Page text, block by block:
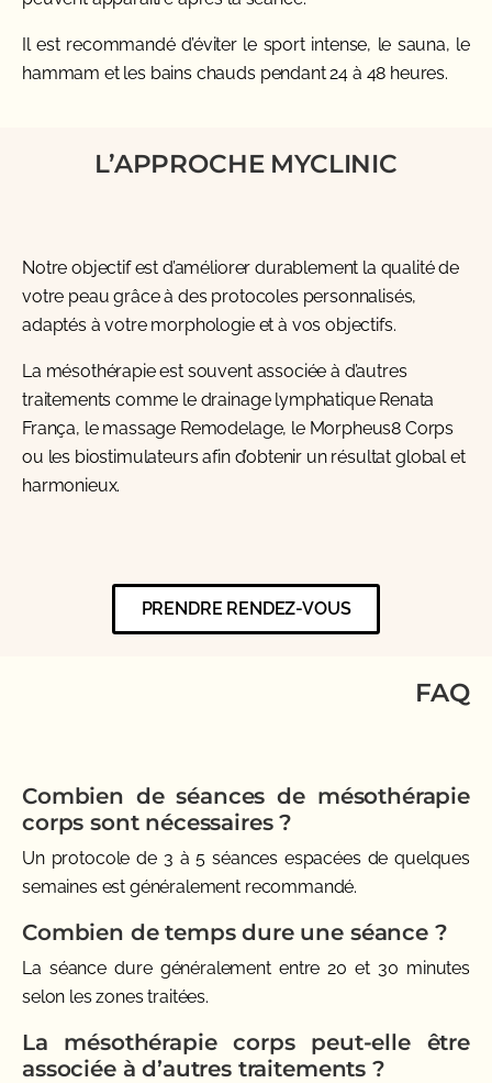
Il est recommandé d’éviter le sport intense, le sauna, le
hammam et les bains chauds pendant 24 à 48 heures.
L’APPROCHE MYCLINIC
Notre objectif est d’améliorer durablement la qualité de
votre peau grâce à des protocoles personnalisés,
adaptés à votre morphologie et à vos objectifs.
La mésothérapie est souvent associée à d’autres
traitements comme le drainage lymphatique Renata
França, le massage Remodelage, le Morpheus8 Corps
ou les biostimulateurs afin d’obtenir un résultat global et
harmonieux.
PRENDRE RENDEZ-VOUS
FAQ
Combien de séances de mésothérapie
corps sont nécessaires ?
Un protocole de 3 à 5 séances espacées de quelques
semaines est généralement recommandé.
Combien de temps dure une séance ?
La séance dure généralement entre 20 et 30 minutes
selon les zones traitées.
La mésothérapie corps peut-elle être
associée à d’autres traitements ?